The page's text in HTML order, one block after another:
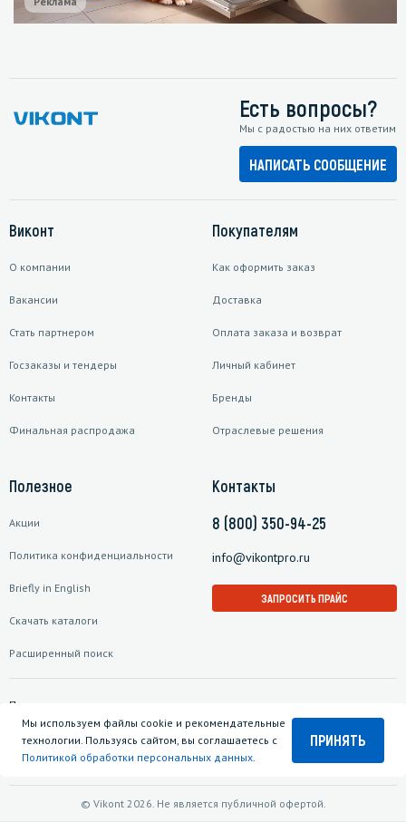
Есть вопросы?
Мы с радостью на них ответим
НАПИСАТЬ СООБЩЕНИЕ
Виконт
О компании
Вакансии
Стать партнером
Госзаказы и тендеры
Контакты
Финальная распродажа
Покупателям
Как оформить заказ
Доставка
Оплата заказа и возврат
Личный кабинет
Бренды
Отраслевые решения
Полезное
Акции
Политика конфиденциальности
Briefly in English
Скачать каталоги
Расширенный поиск
Контакты
8 (800) 350-94-25
info@vikontpro.ru
ЗАПРОСИТЬ ПРАЙС
© Vikont 2026. Не является публичной офертой.
Подписаться на рассылку
Мы используем файлы cookie и рекомендательные
технологии. Пользуясь сайтом, вы соглашаетесь с
Политикой обработки персональных данных.
ПРИНЯТЬ